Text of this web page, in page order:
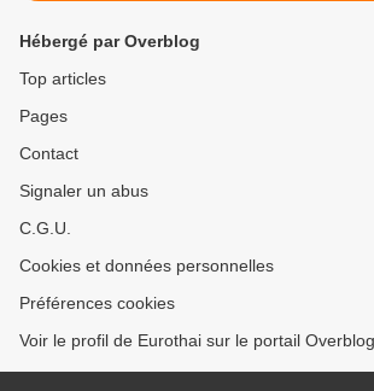
Hébergé par Overblog
Top articles
Pages
Contact
Signaler un abus
C.G.U.
Cookies et données personnelles
Préférences cookies
Voir le profil de Eurothai sur le portail Overblog